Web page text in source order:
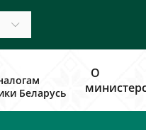
Беларусь
О